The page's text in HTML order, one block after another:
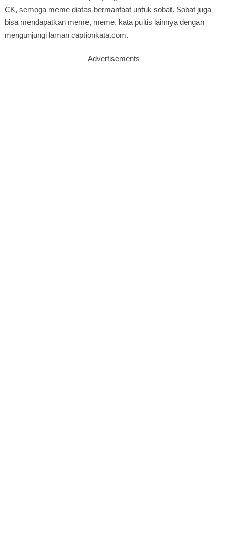
CK, semoga meme diatas bermanfaat untuk sobat. Sobat juga
bisa mendapatkan meme, meme, kata puitis lainnya dengan
mengunjungi laman captionkata.com.
Advertisements